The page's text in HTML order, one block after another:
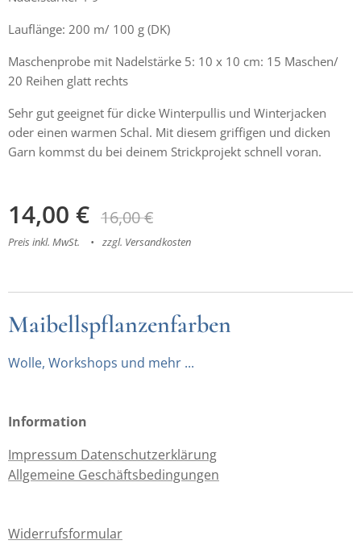
Lauflänge: 200 m/ 100 g (DK)
Maschenprobe mit Nadelstärke 5: 10 x 10 cm: 15 Maschen/
20 Reihen glatt rechts
Sehr gut geeignet für dicke Winterpullis und Winterjacken
oder einen warmen Schal. Mit diesem griffigen und dicken
Garn kommst du bei deinem Strickprojekt schnell voran.
14,00 € 16,00€
Preis inkl. MwSt. zzgl. Versandkosten
Maibellspflanzenfarben
Wolle, Workshops und mehr ...
Information
Impressum Datenschutzerklärung
Allgemeine Geschäftsbedingungen
Widerrufsformular